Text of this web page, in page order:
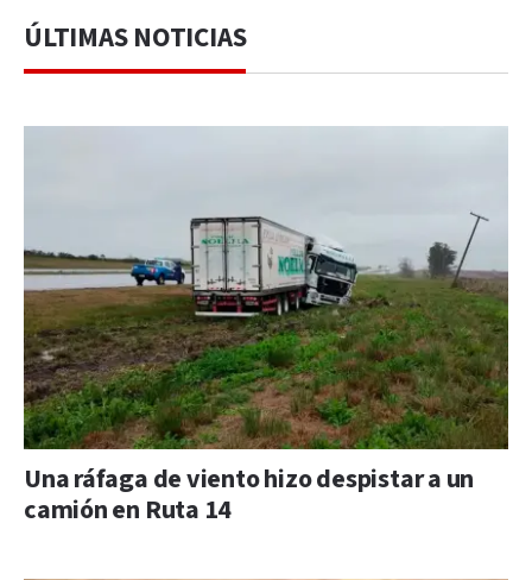
ÚLTIMAS NOTICIAS
Una ráfaga de viento hizo despistar a un
camión en Ruta 14